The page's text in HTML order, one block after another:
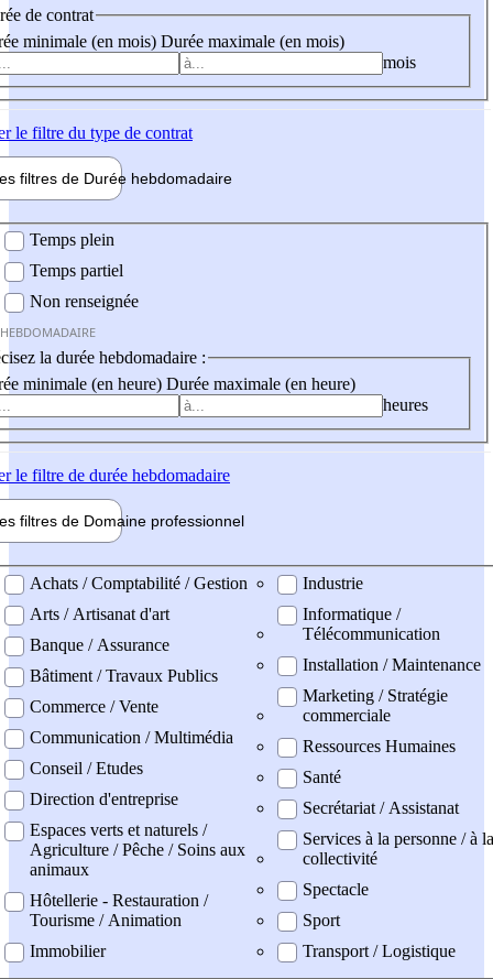
de contrat
minimale (en mois) Durée maximale (en mois)
mois
le filtre du type de contrat
filtres de Durée hebdomadaire
Temps plein
Temps partiel
Non renseignée
la durée hebdomadaire :
minimale (en heure) Durée maximale (en heure)
heures
le filtre de durée hebdomadaire
filtres de Domaine professionnel
professionel
Achats / Comptabilité / Gestion
Arts / Artisanat d'art
Banque / Assurance
Bâtiment / Travaux Publics
Commerce / Vente
Communication / Multimédia
Conseil / Etudes
Direction d'entreprise
Espaces verts et naturels /
Agriculture / Pêche / Soins aux
animaux
Hôtellerie - Restauration /
Tourisme / Animation
Immobilier
Industrie
Informatique /
Télécommunication
Installation / Maintenance
Marketing / Stratégie
commerciale
Ressources Humaines
Santé
Secrétariat / Assistanat
Services à la personne / à la
collectivité
Spectacle
Sport
Transport / Logistique